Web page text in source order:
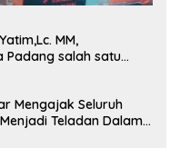
MM,
Padang salah satu
Mengajak Seluruh
Teladan Dalam